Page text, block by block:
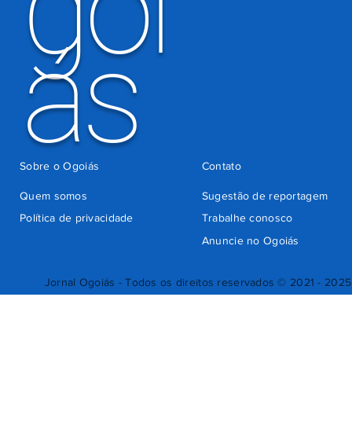
Jornal Ogoiás - Todos os direitos reservados © 2021 - 2025
ás
Quem somos
Sugestão de reportagem
Trabalhe conosco
Política de privacidade
Anuncie no Ogoiás
Contato
Sobre o Ogoiás